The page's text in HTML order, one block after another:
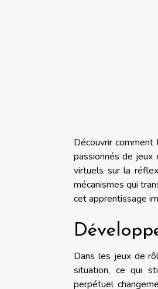
Découvrir
passionnés de jeux
virtuels sur la
mécanismes qui
cet apprentissage
Dans les jeux de
situation, ce qui
perpétuel